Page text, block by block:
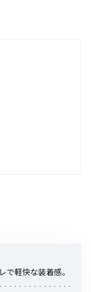
で軽快な装着感。